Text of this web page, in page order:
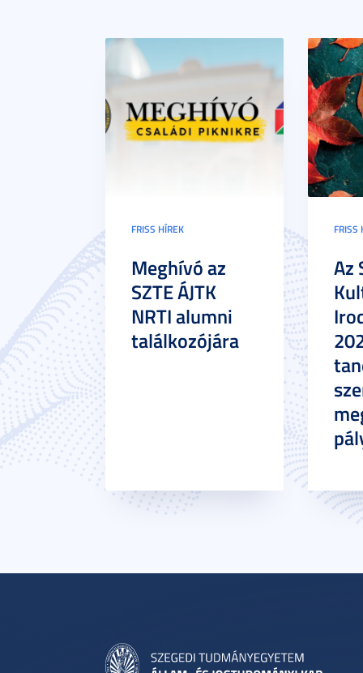
FRISS HÍREK
Meghívó az
SZTE ÁJTK
NRTI alumni
találkozójára
FRISS
Az